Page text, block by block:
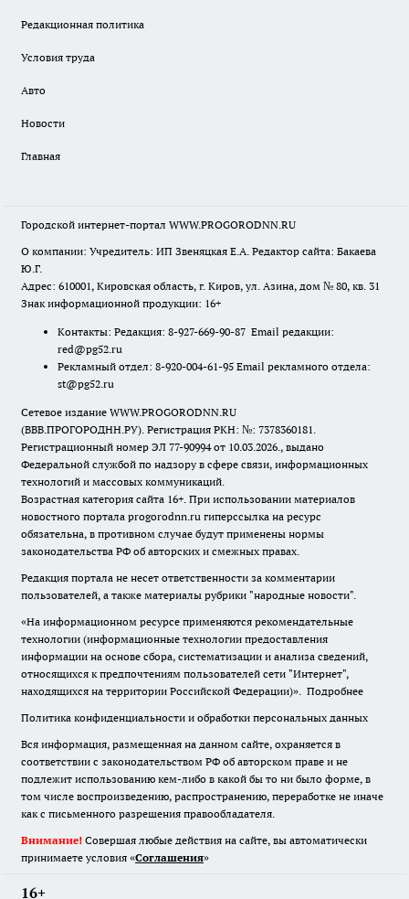
Редакционная политика
Условия труда
Авто
Новости
Главная
Городской интернет-портал WWW.PROGORODNN.RU
О компании: Учредитель: ИП Звеняцкая Е.А. Редактор сайта: Бакаева
Ю.Г.
Адрес: 610001, Кировская область, г. Киров, ул. Азина, дом № 80, кв. 31
Знак информационной продукции: 16+
Контакты: Редакция: 8-927-669-90-87 Email редакции:
red@pg52.ru
Рекламный отдел: 8-920-004-61-95 Email рекламного отдела:
st@pg52.ru
Сетевое издание WWW.PROGORODNN.RU
(ВВВ.ПРОГОРОДНН.РУ). Регистрация РКН: №: 7378360181.
Регистрационный номер ЭЛ 77-90994 от 10.03.2026., выдано
Федеральной службой по надзору в сфере связи, информационных
технологий и массовых коммуникаций.
Возрастная категория сайта 16+. При использовании материалов
новостного портала progorodnn.ru гиперссылка на ресурс
обязательна, в противном случае будут применены нормы
законодательства РФ об авторских и смежных правах.
Редакция портала не несет ответственности за комментарии
пользователей, а также материалы рубрики "народные новости".
«На информационном ресурсе применяются рекомендательные
технологии (информационные технологии предоставления
информации на основе сбора, систематизации и анализа сведений,
относящихся к предпочтениям пользователей сети "Интернет",
находящихся на территории Российской Федерации)». Подробнее
Политика конфиденциальности и обработки персональных данных
Вся информация, размещенная на данном сайте, охраняется в
соответствии с законодательством РФ об авторском праве и не
подлежит использованию кем-либо в какой бы то ни было форме, в
том числе воспроизведению, распространению, переработке не иначе
как с письменного разрешения правообладателя.
Внимание! Совершая любые действия на сайте, вы автоматически
принимаете условия «Cоглашения»
16+